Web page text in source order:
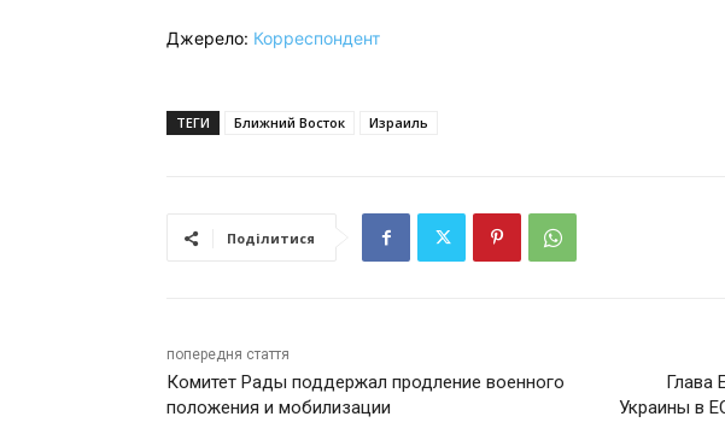
Джерело: Корреспондент
ТЕГИ Ближний Восток Израиль
Поділитися
попередня стаття
Комитет Рады поддержал продление военного
положения и мобилизации
Глава
Украины в